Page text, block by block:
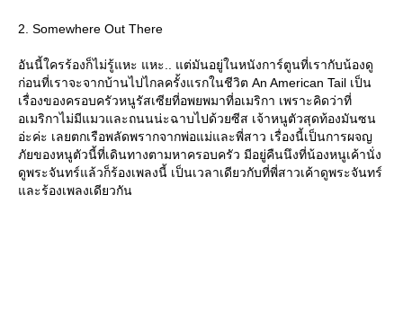
2. Somewhere Out There
อันนี้ใครร้องก็ไม่รู้แหะ แหะ.. แต่มันอยู่ในหนังการ์ตูนที่เรากับน้องดู
ก่อนที่เราจะจากบ้านไปไกลครั้งแรกในชีวิต An American Tail เป็น
เรื่องของครอบครัวหนูรัสเซียที่อพยพมาที่อเมริกา เพราะคิดว่าที่
อเมริกาไม่มีแมวและถนนน่ะฉาบไปด้วยซีส เจ้าหนูตัวสุดท้องมันซน
อ่ะค่ะ เลยตกเรือพลัดพรากจากพ่อแม่และพี่สาว เรื่องนี้เป็นการผจญ
ภัยของหนูตัวนี้ที่เดินทางตามหาครอบครัว มีอยู่คืนนึงที่น้องหนูเค้านั่ง
ดูพระจันทร์แล้วก็ร้องเพลงนี้ เป็นเวลาเดียวกับที่พี่สาวเค้าดูพระจันทร์
ละร้องเพลงเดียวกัน